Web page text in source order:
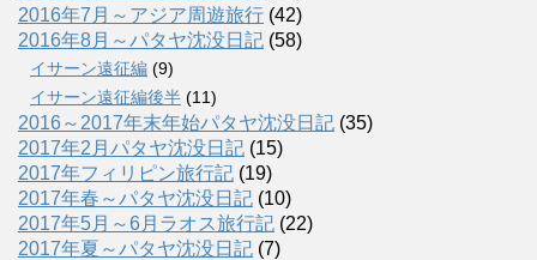
2016年7月～アジア周遊旅行 (42)
2016年8月～パタヤ沈没日記 (58)
イサーン遠征編 (9)
イサーン遠征編後半 (11)
2016～2017年末年始パタヤ沈没日記 (35)
2017年2月パタヤ沈没日記 (15)
2017年フィリピン旅行記 (19)
2017年春～パタヤ沈没日記 (10)
2017年5月～6月ラオス旅行記 (22)
2017年夏～パタヤ沈没日記 (7)